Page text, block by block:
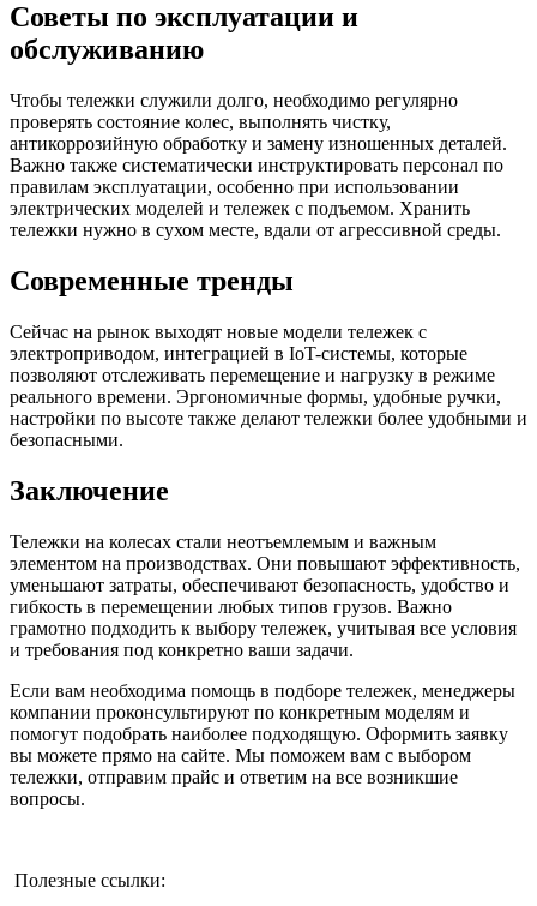
Советы по эксплуатации и
обслуживанию
Чтобы тележки служили долго, необходимо регулярно
проверять состояние колес, выполнять чистку,
антикоррозийную обработку и замену изношенных деталей.
Важно также систематически инструктировать персонал по
правилам эксплуатации, особенно при использовании
электрических моделей и тележек с подъемом. Хранить
тележки нужно в сухом месте, вдали от агрессивной среды.
Современные тренды
Сейчас на рынок выходят новые модели тележек с
электроприводом, интеграцией в IoT-системы, которые
позволяют отслеживать перемещение и нагрузку в режиме
реального времени. Эргономичные формы, удобные ручки,
настройки по высоте также делают тележки более удобными и
безопасными.
Заключение
Тележки на колесах стали неотъемлемым и важным
элементом на производствах. Они повышают эффективность,
уменьшают затраты, обеспечивают безопасность, удобство и
гибкость в перемещении любых типов грузов. Важно
грамотно подходить к выбору тележек, учитывая все условия
и требования под конкретно ваши задачи.
Если вам необходима помощь в подборе тележек, менеджеры
компании проконсультируют по конкретным моделям и
помогут подобрать наиболее подходящую. Оформить заявку
вы можете прямо на сайте. Мы поможем вам с выбором
тележки, отправим прайс и ответим на все возникшие
вопросы.
Полезные ссылки: